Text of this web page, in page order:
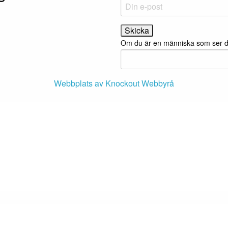
Om du är en människa som ser
Webbplats av Knockout Webbyrå